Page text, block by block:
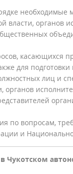
органов
касающихся
для
лиц и
по вопросам,
и
Чукотском